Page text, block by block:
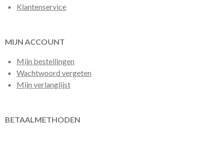
Klantenservice
MIJN ACCOUNT
Mijn bestellingen
Wachtwoord vergeten
Mijn verlanglijst
BETAALMETHODEN